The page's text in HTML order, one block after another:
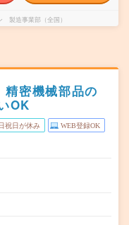
製造事業部（全国）
精密機械部品の
OK
祝日が休み WEB登録OK